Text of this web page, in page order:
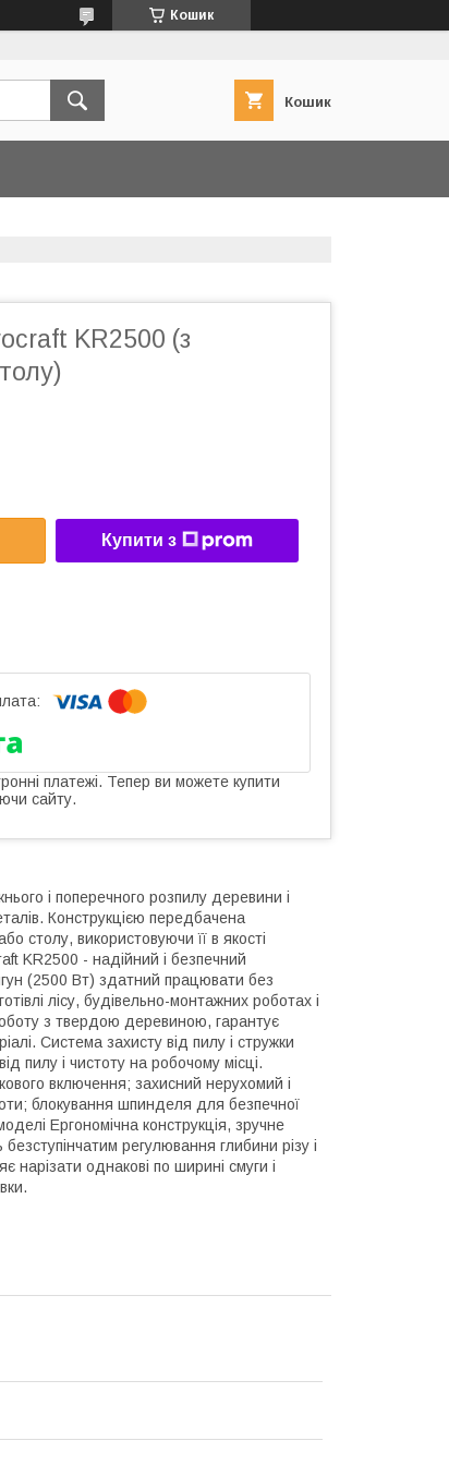
Кошик
Кошик
KR2500 (з
Купити з
платежі. Тепер ви можете купити
сайту.
і поперечного розпилу деревини і
Конструкцією передбачена
столу, використовуючи її в якості
KR2500 - надійний і безпечний
(2500 Вт) здатний працювати без
лісу, будівельно-монтажних роботах і
з твердою деревиною, гарантує
Система захисту від пилу і стружки
пилу і чистоту на робочому місці.
включення; захисний нерухомий і
блокування шпинделя для безпечної
Ергономічна конструкція, зручне
регулювання глибини різу і
однакові по ширині смуги і